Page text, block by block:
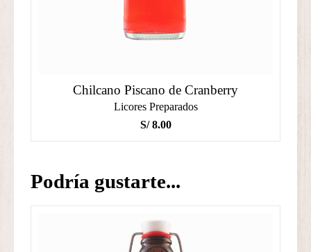
Chilcano Piscano de Cranberry
Licores Preparados
S/8.00
Podría gustarte...